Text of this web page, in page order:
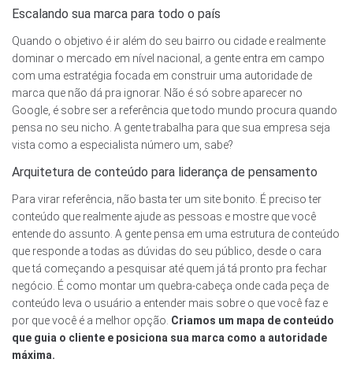
Escalando sua marca para todo o país
Quando o objetivo é ir além do seu bairro ou cidade e realmente
dominar o mercado em nível nacional, a gente entra em campo
com uma estratégia focada em construir uma autoridade de
marca que não dá pra ignorar. Não é só sobre aparecer no
Google, é sobre ser a referência que todo mundo procura quando
pensa no seu nicho. A gente trabalha para que sua empresa seja
vista como a especialista número um, sabe?
Arquitetura de conteúdo para liderança de pensamento
Para virar referência, não basta ter um site bonito. É preciso ter
conteúdo que realmente ajude as pessoas e mostre que você
entende do assunto. A gente pensa em uma estrutura de conteúdo
que responde a todas as dúvidas do seu público, desde o cara
que tá começando a pesquisar até quem já tá pronto pra fechar
negócio. É como montar um quebra-cabeça onde cada peça de
conteúdo leva o usuário a entender mais sobre o que você faz e
por que você é a melhor opção. Criamos um mapa de conteúdo
que guia o cliente e posiciona sua marca como a autoridade
máxima.